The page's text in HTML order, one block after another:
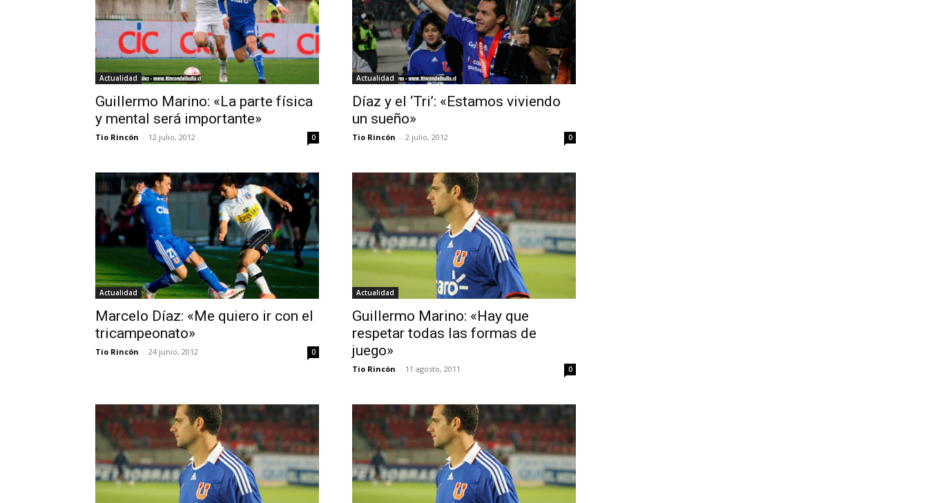
Actualidad
Guillermo Marino: «La parte física
y mental será importante»
Tio Rincón - 12 julio, 2012 0
Actualidad
Díaz y el ‘Tri’: «Estamos viviendo
un sueño»
Tio Rincón - 2 julio, 2012 0
Actualidad
Marcelo Díaz: «Me quiero ir con el
tricampeonato»
Tio Rincón - 24 junio, 2012 0
Actualidad
Guillermo Marino: «Hay que
respetar todas las formas de
juego»
Tio Rincón - 11 agosto, 2011 0